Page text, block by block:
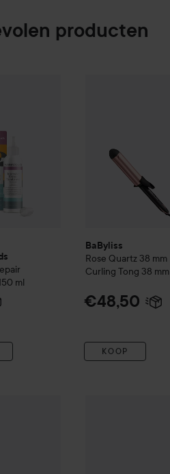
producten
ml
BaByliss
Rose Quartz 38 mm
Curling Tong 38 mm
€48,50
KOOP